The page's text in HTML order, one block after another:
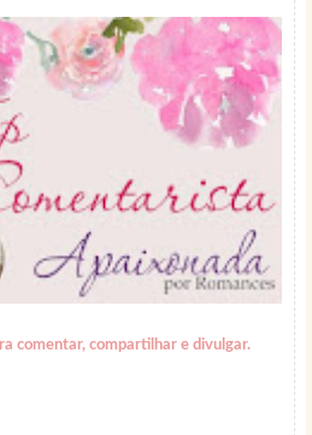
comentar, compartilhar e divulgar.